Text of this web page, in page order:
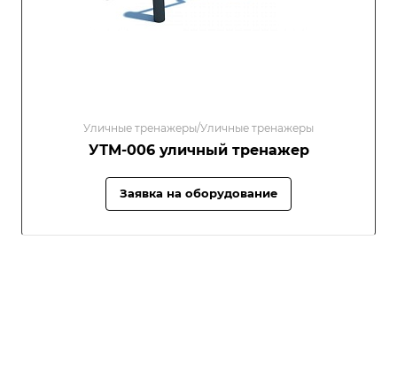
Уличные тренажеры/Уличные тренажеры
УТМ-006 уличный тренажер
Заявка на оборудование